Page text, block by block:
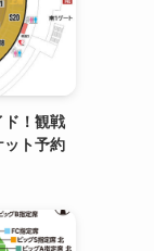
ド！観戦
ット予約